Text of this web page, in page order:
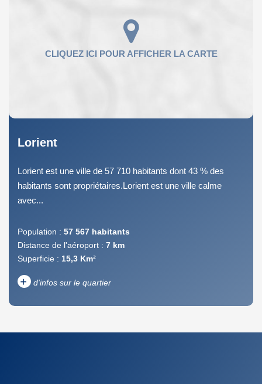
Lorient
Lorient est une ville de 57 710 habitants dont 43 % des
habitants sont propriétaires.Lorient est une ville calme
avec...
Population : 57 567 habitants
Distance de l'aéroport : 7 km
Superficie : 15,3 Km²
+ d'infos sur le quartier